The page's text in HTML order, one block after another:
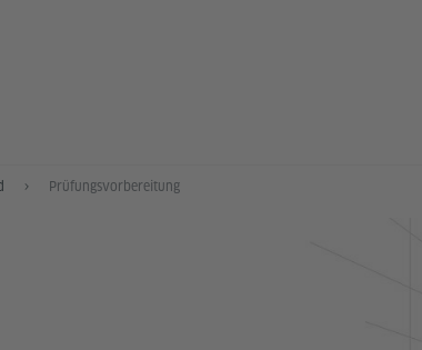
Prüfungsvorbereitung